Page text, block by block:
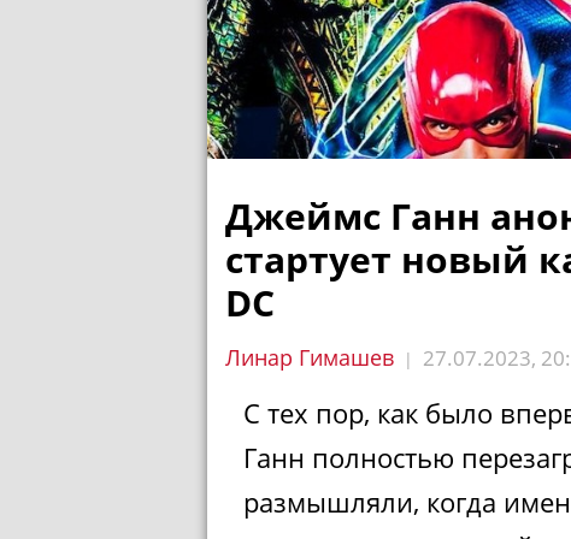
Джеймс Ганн
стартует новый
DC
Линар Гимашев | 27.07.2023,
С тех пор, как было
Ганн полностью
размышляли, когда